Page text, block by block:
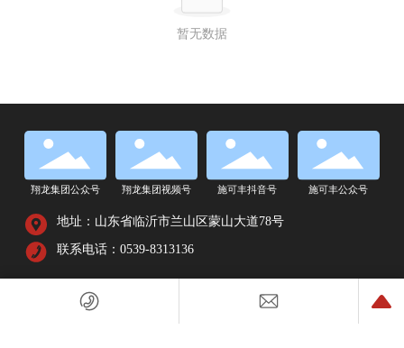
暂无数据
翔龙集团公众号 翔龙集团视频号 施可丰抖音号 施可丰公众号
地址：山东省临沂市兰山区蒙山大道78号
联系电话：0539-8313136
Copyright © 2025 山东翔龙实业集团有限公司 版权所有